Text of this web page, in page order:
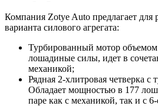
Компания Zotye Auto предлагает для
варианта силового агрегата:
Турбированный мотор
лошадиные силы, идет в
механикой;
Рядная 2-хлитровая четверка с
Обладает мощностью в 177
паре как с механикой, так и с